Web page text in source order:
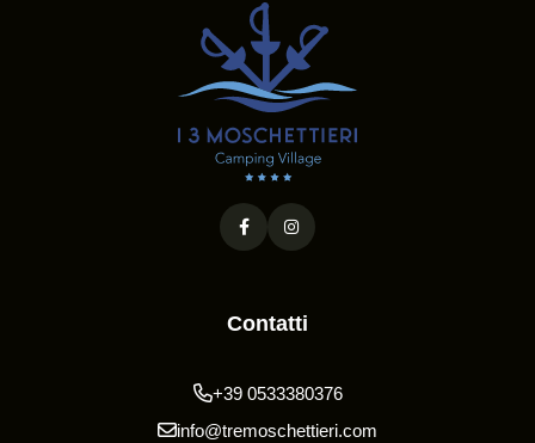
Contatti
+39 0533380376
info@tremoschettieri.com